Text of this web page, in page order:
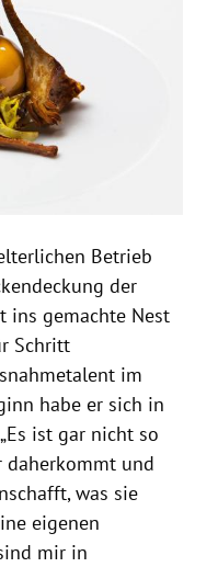
Betrieb
der
ins gemachte Nest
Schritt
im
habe er sich in
ist gar nicht so
daherkommt und
was sie
eigenen
mir in